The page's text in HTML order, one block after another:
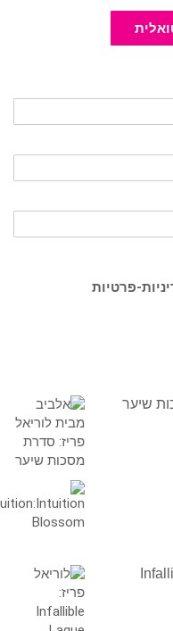
פרטיות
שיער